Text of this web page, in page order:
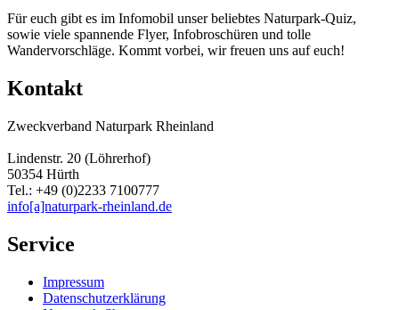
Für euch gibt es im Infomobil unser beliebtes Naturpark-Quiz,
sowie viele spannende Flyer, Infobroschüren und tolle
Wandervorschläge. Kommt vorbei, wir freuen uns auf euch!
Kontakt
Zweckverband Naturpark Rheinland
Lindenstr. 20 (Löhrerhof)
50354 Hürth
Tel.: +49 (0)2233 7100777
info[a]naturpark-rheinland.de
Service
Impressum
Datenschutzerklärung